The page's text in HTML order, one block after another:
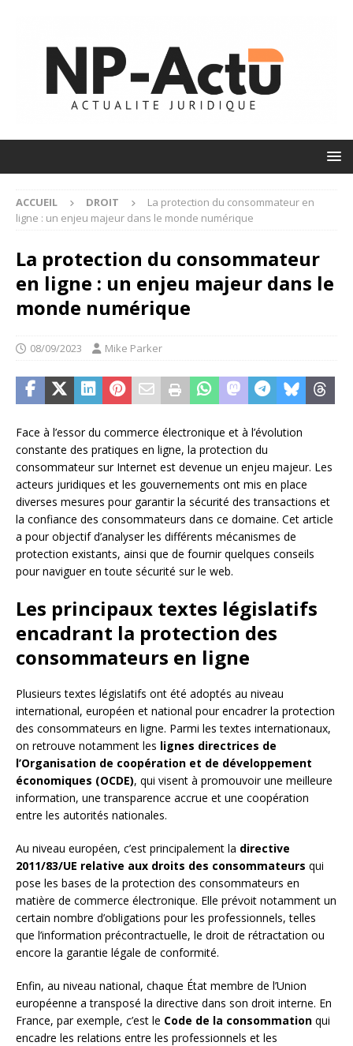
ACCUEIL DROIT
La protection du consommateur en
ligne : un enjeu majeur dans le monde numérique
La protection du consommateur
en ligne : un enjeu majeur dans le
monde numérique
08/09/2023 Mike Parker
Face à l’essor du commerce électronique et à l’évolution
constante des pratiques en ligne, la protection du
consommateur sur Internet est devenue un enjeu majeur. Les
acteurs juridiques et les gouvernements ont mis en place
diverses mesures pour garantir la sécurité des transactions et
la confiance des consommateurs dans ce domaine. Cet article
a pour objectif d’analyser les différents mécanismes de
protection existants, ainsi que de fournir quelques conseils
pour naviguer en toute sécurité sur le web.
Les principaux textes législatifs
encadrant la protection des
consommateurs en ligne
Plusieurs textes législatifs ont été adoptés au niveau
international, européen et national pour encadrer la protection
des consommateurs en ligne. Parmi les textes internationaux,
on retrouve notamment les lignes directrices de
l’Organisation de coopération et de développement
économiques (OCDE), qui visent à promouvoir une meilleure
information, une transparence accrue et une coopération
entre les autorités nationales.
Au niveau européen, c’est principalement la directive
2011/83/UE relative aux droits des consommateurs qui
pose les bases de la protection des consommateurs en
matière de commerce électronique. Elle prévoit notamment un
certain nombre d’obligations pour les professionnels, telles
que l’information précontractuelle, le droit de rétractation ou
encore la garantie légale de conformité.
Enfin, au niveau national, chaque État membre de l’Union
européenne a transposé la directive dans son droit interne. En
France, par exemple, c’est le Code de la consommation qui
encadre les relations entre les professionnels et les